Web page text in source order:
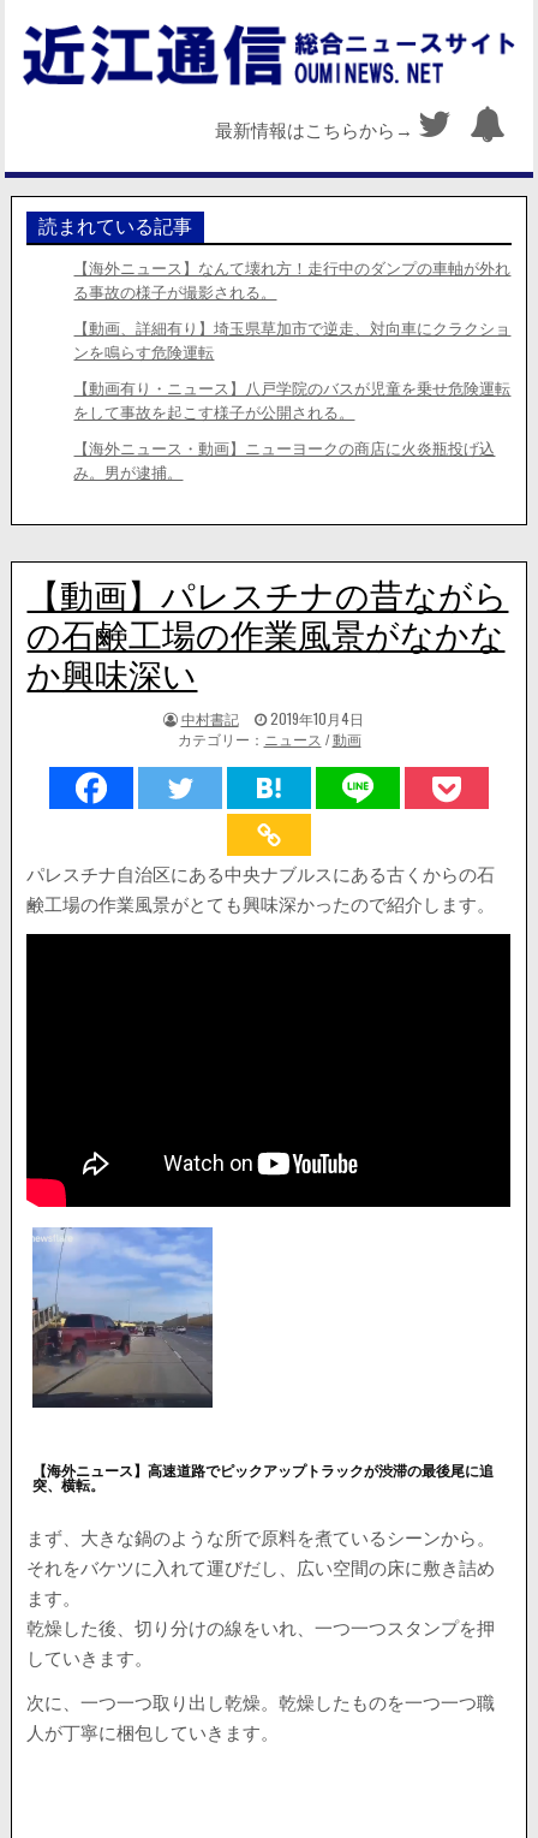
最新情報はこちらから→
読まれている記事
【海外ニュース】なんて壊れ方！走行中のダンプの車軸が外れ
る事故の様子が撮影される。
【動画、詳細有り】埼玉県草加市で逆走、対向車にクラクショ
ンを鳴らす危険運転
【動画有り・ニュース】八戸学院のバスが児童を乗せ危険運転
をして事故を起こす様子が公開される。
【海外ニュース・動画】ニューヨークの商店に火炎瓶投げ込
み。男が逮捕。
【動画】パレスチナの昔ながら
の石鹸工場の作業風景がなかな
か興味深い
著
者:
中村書記
掲
載
日：
2019年10月4日
カテゴリー： ニュース /動画
パレスチナ自治区にある中央ナブルスにある古くからの石
鹸工場の作業風景がとても興味深かったので紹介します。
【海外ニュース】高速道路でピックアップトラックが渋滞の最後尾に追
突、横転。
まず、大きな鍋のような所で原料を煮ているシーンから。
それをバケツに入れて運びだし、広い空間の床に敷き詰め
ます。
乾燥した後、切り分けの線をいれ、一つ一つスタンプを押
していきます。
次に、一つ一つ取り出し乾燥。乾燥したものを一つ一つ職
人が丁寧に梱包していきます。